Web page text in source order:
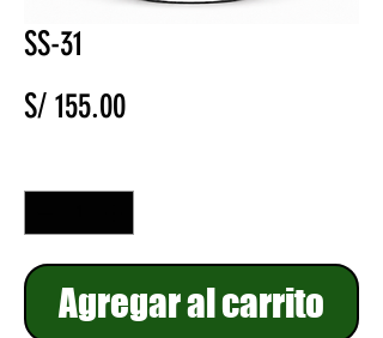
SS-31
S/ 155.00Precio
Agregar al carrito